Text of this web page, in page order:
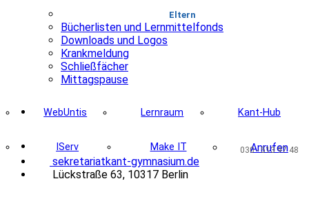
Eltern
Bücherlisten und Lernmittelfonds
Downloads und Logos
Krankmeldung
Schließfächer
Mittagspause
WebUntis Lernraum Kant-Hub
IServ Make IT Anrufen
030 - 513 97 48
sekretariat@
kant-gymnasium.de
Lückstraße 63, 10317 Berlin